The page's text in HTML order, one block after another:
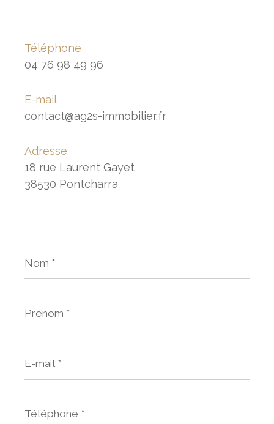
Téléphone
04 76 98 49 96
E-mail
contact@ag2s-immobilier.fr
Adresse
18 rue Laurent Gayet
38530 Pontcharra
*
*
mail
*